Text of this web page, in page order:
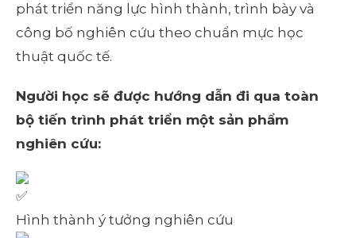
phát triển năng lực hình thành, trình bày và
công bố nghiên cứu theo chuẩn mực học
thuật quốc tế.
Người học sẽ được hướng dẫn đi qua toàn
bộ tiến trình phát triển một sản phẩm
nghiên cứu:
Hình thành ý tưởng nghiên cứu